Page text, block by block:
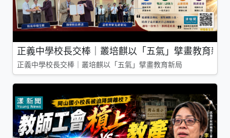
正義中學校長交棒｜叢培麒以「五氣」擘畫教育新局
正義中學校長交棒｜叢培麒以「五氣」擘畫教育新局